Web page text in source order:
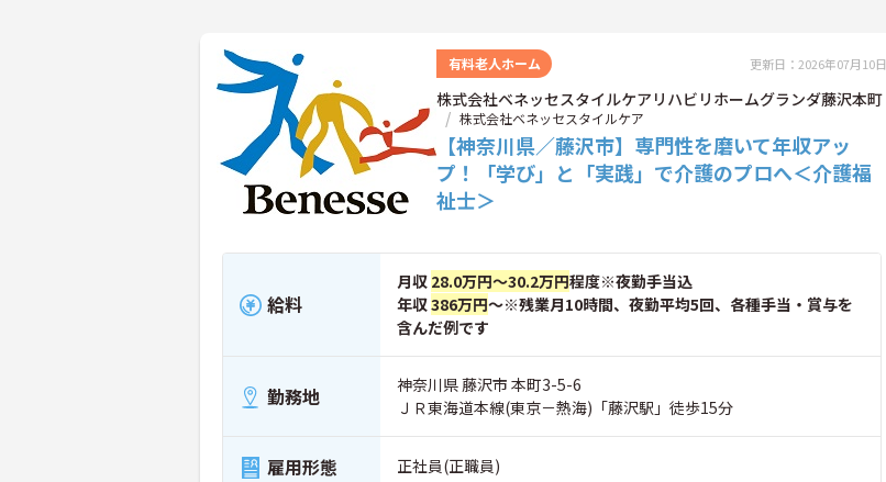
有料老人ホーム 更新日：2026年07月10日
株式会社ベネッセスタイルケアリハビリホームグランダ藤沢本町
株式会社ベネッセスタイルケア
【神奈川県／藤沢市】専門性を磨いて年収アッ
プ！「学び」と「実践」で介護のプロへ＜介護福
祉士＞
給料
月収 28.0万円～30.2万円程度※夜勤手当込
年収386万円～※残業月10時間、夜勤平均5回、各種手当・賞与を
含んだ例です
勤務地
神奈川県 藤沢市 本町3-5-6
ＪＲ東海道本線(東京－熱海)「藤沢駅」徒歩15分
雇用形態 正社員(正職員)